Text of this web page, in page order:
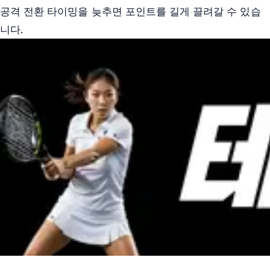
공격 전환 타이밍을 늦추면 포인트를 길게 끌려갈 수 있습
니다.